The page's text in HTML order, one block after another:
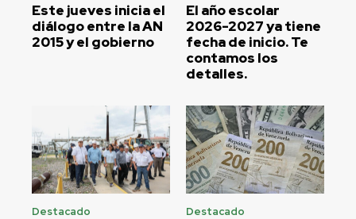
Este jueves inicia el
diálogo entre la AN
2015 y el gobierno
El año escolar
2026-2027 ya tiene
fecha de inicio. Te
contamos los
detalles.
Destacado Destacado